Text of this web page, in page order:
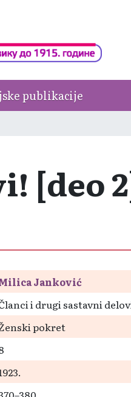
publikacije
[deo
Janković
i drugi sastavni
pokret